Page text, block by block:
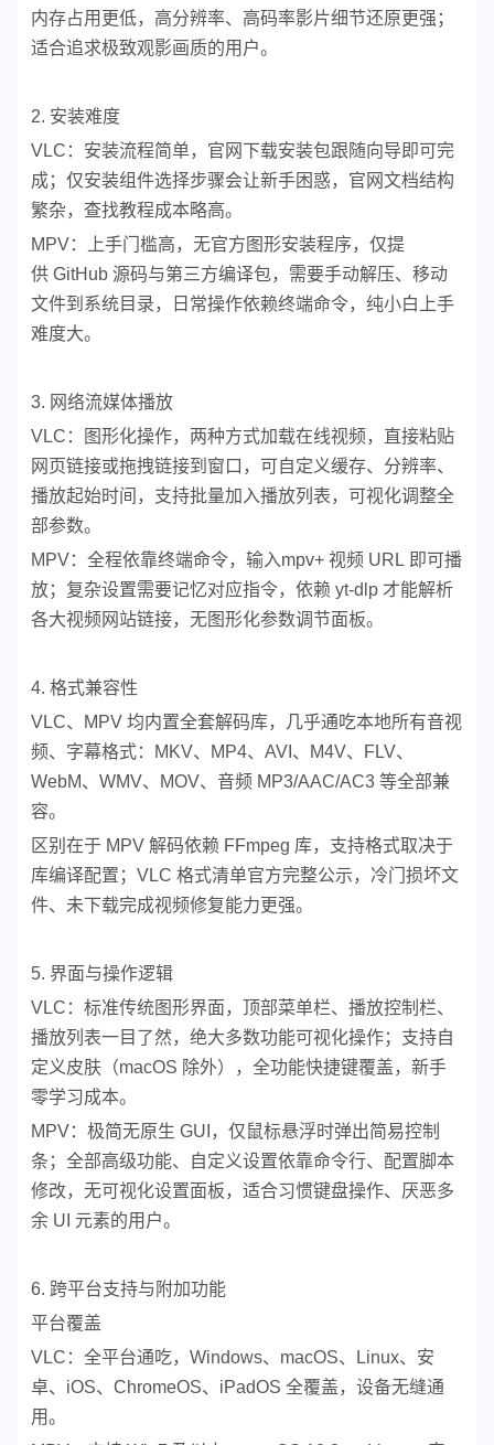
内存占用更低，高分辨率、高码率影片细节还原更强；
适合追求极致观影画质的用户。
2. 安装难度
VLC：安装流程简单，官网下载安装包跟随向导即可完
成；仅安装组件选择步骤会让新手困惑，官网文档结构
繁杂，查找教程成本略高。
MPV：上手门槛高，无官方图形安装程序，仅提
供 GitHub 源码与第三方编译包，需要手动解压、移动
文件到系统目录，日常操作依赖终端命令，纯小白上手
难度大。
3. 网络流媒体播放
VLC：图形化操作，两种方式加载在线视频，直接粘贴
网页链接或拖拽链接到窗口，可自定义缓存、分辨率、
播放起始时间，支持批量加入播放列表，可视化调整全
部参数。
MPV：全程依靠终端命令，输入mpv+ 视频 URL 即可播
放；复杂设置需要记忆对应指令，依赖 yt-dlp 才能解析
各大视频网站链接，无图形化参数调节面板。
4. 格式兼容性
VLC、MPV 均内置全套解码库，几乎通吃本地所有音视
频、字幕格式：MKV、MP4、AVI、M4V、FLV、
WebM、WMV、MOV、音频 MP3/AAC/AC3 等全部兼
容。
区别在于 MPV 解码依赖 FFmpeg 库，支持格式取决于
库编译配置；VLC 格式清单官方完整公示，冷门损坏文
件、未下载完成视频修复能力更强。
5. 界面与操作逻辑
VLC：标准传统图形界面，顶部菜单栏、播放控制栏、
播放列表一目了然，绝大多数功能可视化操作；支持自
定义皮肤（macOS 除外），全功能快捷键覆盖，新手
零学习成本。
MPV：极简无原生 GUI，仅鼠标悬浮时弹出简易控制
条；全部高级功能、自定义设置依靠命令行、配置脚本
修改，无可视化设置面板，适合习惯键盘操作、厌恶多
余 UI 元素的用户。
6. 跨平台支持与附加功能
平台覆盖
VLC：全平台通吃，Windows、macOS、Linux、安
卓、iOS、ChromeOS、iPadOS 全覆盖，设备无缝通
用。